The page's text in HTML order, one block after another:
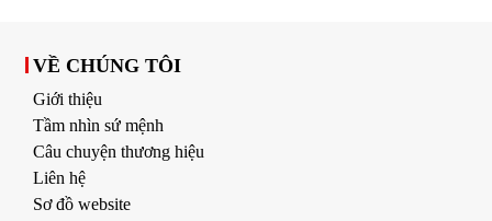
VỀ CHÚNG TÔI
Giới thiệu
Tầm nhìn sứ mệnh
Câu chuyện thương hiệu
Liên hệ
Sơ đồ website